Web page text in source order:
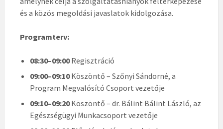
és a közös megoldási javaslatok kidolgozása.
Programterv:
08:30–09:00Regisztráció
09:00–09:10Köszöntő – Szőnyi Sándorné, a
Program Megvalósító Csoport vezetője
09:10–09:20Köszöntő – dr. Bálint Bálint László, az
Egészségügyi Munkacsoport vezetője